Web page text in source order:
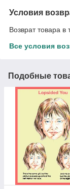
Условия
Возврат товара в
Все условия
Подобные